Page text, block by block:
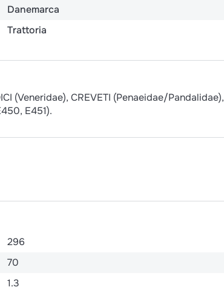
Danemarca
Trattoria
(Veneridae), CREVETI (Penaeidae/Pandalidae),
E451).
296
70
1.3